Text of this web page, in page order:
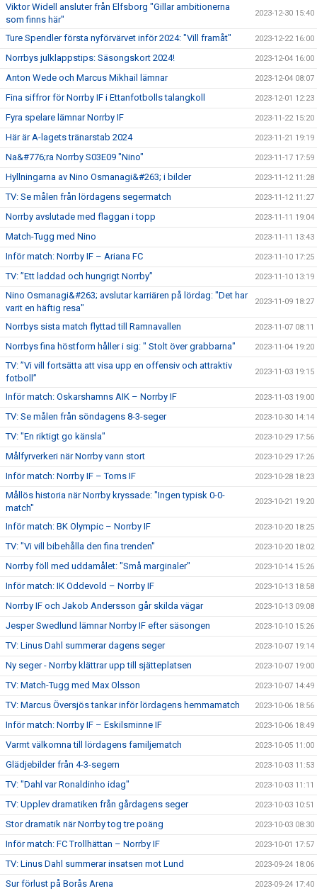
Viktor Widell ansluter från Elfsborg "Gillar ambitionerna
som finns här"
2023-12-30 15:40
Ture Spendler första nyförvärvet inför 2024: "Vill framåt" 2023-12-22 16:00
Norrbys julklappstips: Säsongskort 2024! 2023-12-04 16:00
Anton Wede och Marcus Mikhail lämnar 2023-12-04 08:07
Fina siffror för Norrby IF i Ettanfotbolls talangkoll 2023-12-01 12:23
Fyra spelare lämnar Norrby IF 2023-11-22 15:20
Här är A-lagets tränarstab 2024 2023-11-21 19:19
Na&#776;ra Norrby S03E09 "Nino" 2023-11-17 17:59
Hyllningarna av Nino Osmanagi&#263; i bilder 2023-11-12 11:28
TV: Se målen från lördagens segermatch 2023-11-12 11:27
Norrby avslutade med flaggan i topp 2023-11-11 19:04
Match-Tugg med Nino 2023-11-11 13:43
Inför match: Norrby IF – Ariana FC 2023-11-10 17:25
TV: ”Ett laddad och hungrigt Norrby” 2023-11-10 13:19
Nino Osmanagi&#263; avslutar karriären på lördag: "Det har
varit en häftig resa"
2023-11-09 18:27
Norrbys sista match flyttad till Ramnavallen 2023-11-07 08:11
Norrbys fina höstform håller i sig: " Stolt över grabbarna" 2023-11-04 19:20
TV: ”Vi vill fortsätta att visa upp en offensiv och attraktiv
fotboll”
2023-11-03 19:15
Inför match: Oskarshamns AIK – Norrby IF 2023-11-03 19:00
TV: Se målen från söndagens 8-3-seger 2023-10-30 14:14
TV: "En riktigt go känsla" 2023-10-29 17:56
Målfyrverkeri när Norrby vann stort 2023-10-29 17:26
Inför match: Norrby IF – Torns IF 2023-10-28 18:23
Mållös historia när Norrby kryssade: "Ingen typisk 0-0-
match"
2023-10-21 19:20
Inför match: BK Olympic – Norrby IF 2023-10-20 18:25
TV: "Vi vill bibehålla den fina trenden" 2023-10-20 18:02
Norrby föll med uddamålet: "Små marginaler" 2023-10-14 15:26
Inför match: IK Oddevold – Norrby IF 2023-10-13 18:58
Norrby IF och Jakob Andersson går skilda vägar 2023-10-13 09:08
Jesper Swedlund lämnar Norrby IF efter säsongen 2023-10-10 15:26
TV: Linus Dahl summerar dagens seger 2023-10-07 19:14
Ny seger - Norrby klättrar upp till sjätteplatsen 2023-10-07 19:00
TV: Match-Tugg med Max Olsson 2023-10-07 14:49
TV: Marcus Översjös tankar inför lördagens hemmamatch 2023-10-06 18:56
Inför match: Norrby IF – Eskilsminne IF 2023-10-06 18:49
Varmt välkomna till lördagens familjematch 2023-10-05 11:00
Glädjebilder från 4-3-segern 2023-10-03 11:53
TV: "Dahl var Ronaldinho idag" 2023-10-03 11:11
TV: Upplev dramatiken från gårdagens seger 2023-10-03 10:51
Stor dramatik när Norrby tog tre poäng 2023-10-03 08:30
Inför match: FC Trollhättan – Norrby IF 2023-10-01 17:57
TV: Linus Dahl summerar insatsen mot Lund 2023-09-24 18:06
Sur förlust på Borås Arena 2023-09-24 17:40